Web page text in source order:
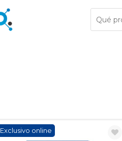
Exclusivo online